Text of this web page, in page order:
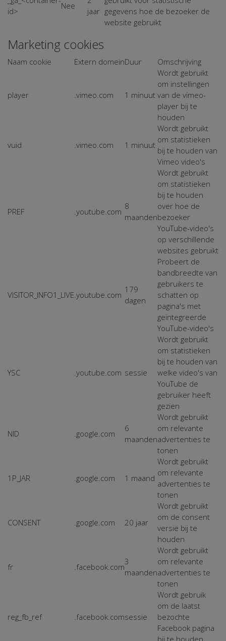
id>
Nee
jaar gegevens hoe de bezoeker de
website gebruikt
Marketing cookies
Naam cookie Extern domeinDuur Omschrijving
player .vimeo.com 1 minuut
Wordt gebruikt
om instellingen
van de vimeo-
player bij te
houden
vuid .vimeo.com 1 minuut
Wordt gebruikt
om statistieken
bij te houden van
Vimeo video's
PREF .youtube.com
8
maanden
Wordt gebruikt
om statistieken
bij te houden
over hoe de
bezoeker
YouTube-video's
op verschillende
websites gebruikt
VISITOR_INFO1_LIVE .youtube.com
179
dagen
Probeert de
bandbreedte van
gebruikers te
schatten op
pagina's met
geïntegreerde
YouTube-video's
YSC .youtube.com sessie
Wordt gebruikt
om statistieken
bij te houden van
welke video's van
YouTube de
gebruiker heeft
gezien
NID .google.com
6
maanden
Wordt gebruikt
om relevante
advertenties te
tonen
1P_JAR .google.com 1 maand
Wordt gebruikt
om relevante
advertenties te
tonen
CONSENT .google.com 20 jaar
Wordt gebruikt
om de consent
versie bij te
houden
fr .facebook.com
3
maanden
Wordt gebruikt
om relevante
advertenties te
tonen
reg_fb_ref .facebook.comsessie
Wordt gebruik
om de laatst
bezochte
Facebook pagina
bij te houden